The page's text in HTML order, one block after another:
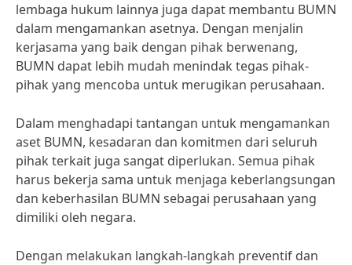
lembaga hukum lainnya juga dapat membantu BUMN
dalam mengamankan asetnya. Dengan menjalin
kerjasama yang baik dengan pihak berwenang,
BUMN dapat lebih mudah menindak tegas pihak-
pihak yang mencoba untuk merugikan perusahaan.
Dalam menghadapi tantangan untuk mengamankan
aset BUMN, kesadaran dan komitmen dari seluruh
pihak terkait juga sangat diperlukan. Semua pihak
harus bekerja sama untuk menjaga keberlangsungan
dan keberhasilan BUMN sebagai perusahaan yang
dimiliki oleh negara.
Dengan melakukan langkah-langkah preventif dan